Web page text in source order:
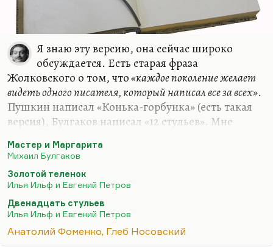
Я знаю эту версию, она сейчас широко
обсуждается. Есть старая фраза
Жолковского о том, что«каждое поколение желает
видеть одного писателя, который написал все за всех».
Пушкин написал «Конька-горбунка» (есть такая
версия), Булгаков написал «12 стульев». Мне
«Золотого теленка» достаточно выясненной. Есть
черновики, есть многочисленные свидетельства.
И я уж скорее поверил, если угодно, в более
экзотическую версию: что Ильф и Петров
написали «Мастера и Маргариту»; роман,
который очень мало похож на остальные
сочинения Булгакова, но творческая история
Мастер и Маргарита
Михаил Булгаков
Золотой теленок
Илья Ильф и Евгений Петров
Двенадцать стульев
Илья Ильф и Евгений Петров
Анатолий Фоменко, Глеб Носовский